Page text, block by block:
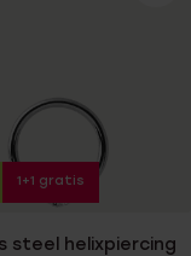
steel helixpiercing
1+1 gratis